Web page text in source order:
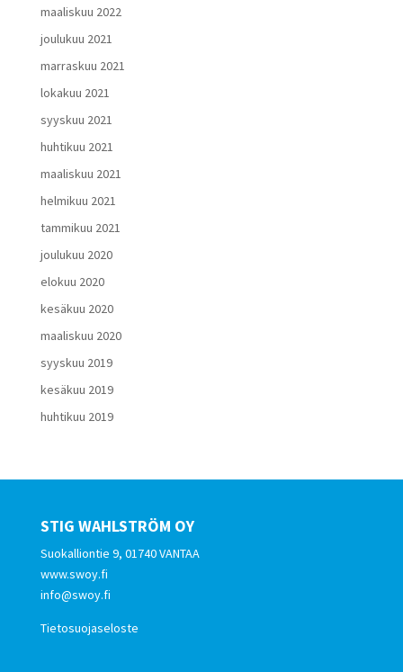
maaliskuu 2022
joulukuu 2021
marraskuu 2021
lokakuu 2021
syyskuu 2021
huhtikuu 2021
maaliskuu 2021
helmikuu 2021
tammikuu 2021
joulukuu 2020
elokuu 2020
kesäkuu 2020
maaliskuu 2020
syyskuu 2019
kesäkuu 2019
huhtikuu 2019
STIG WAHLSTRÖM OY
Suokalliontie 9, 01740 VANTAA
www.swoy.fi
info@swoy.fi
Tietosuojaseloste